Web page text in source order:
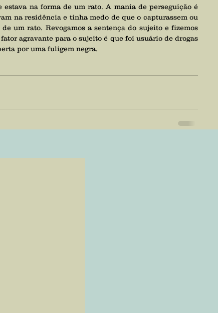
na forma de um rato. A mania de perseguição é
na residência e tinha medo de que o capturassem ou
um rato. Revogamos a sentença do sujeito e fizemos
agravante para o sujeito é que foi usuário de drogas
por uma fuligem negra.